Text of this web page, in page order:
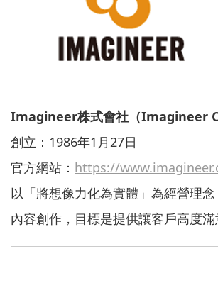
Imagineer株式會社 （Imagineer
創立：1986年1月27日
官方網站： https://
以「將想像力化為實體」為經營理
內容創作，目標是提供讓客戶高度滿